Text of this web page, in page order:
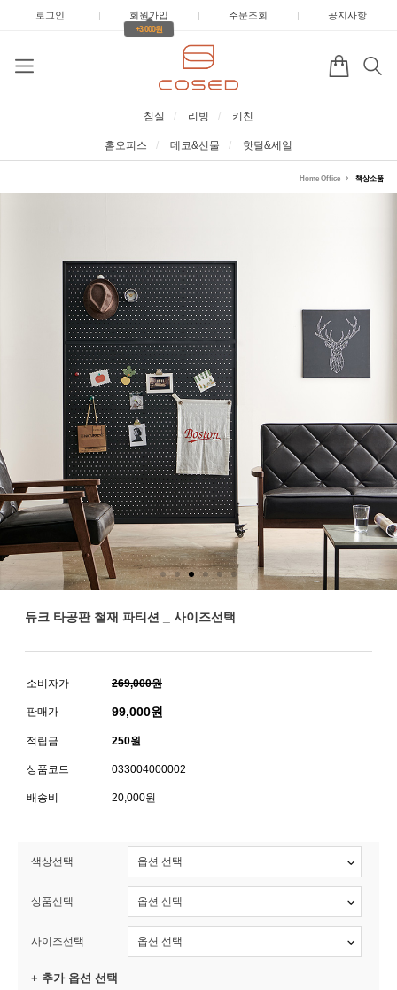
로그인 | 회원가입 |
+3,000원
주문조회 | 공지사항
침실 리빙 키친
홈오피스 데코&선물 핫딜&세일
Home Office 책상소품
듀크 타공판 철재 파티션 _ 사이즈선택
소비자가 269,000원
판매가 99,000원
적립금 250원
상품코드 033004000002
배송비 20,000원
색상선택
상품선택
사이즈선택
+ 추가 옵션 선택